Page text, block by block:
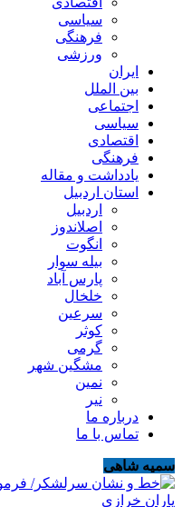
سیاسی
فرهنگی
ورزشی
ایران
بین الملل
اجتماعی
سیاسی
اقتصادی
فرهنگی
یادداشت و مقاله
استان اردبیل
اردبیل
اصلاندوز
انگوت
بیله سوار
پارس آباد
خلخال
سرعین
کوثر
گرمی
مشگین شهر
نمین
نیر
درباره ما
تماس با ما
سمیه شاهی